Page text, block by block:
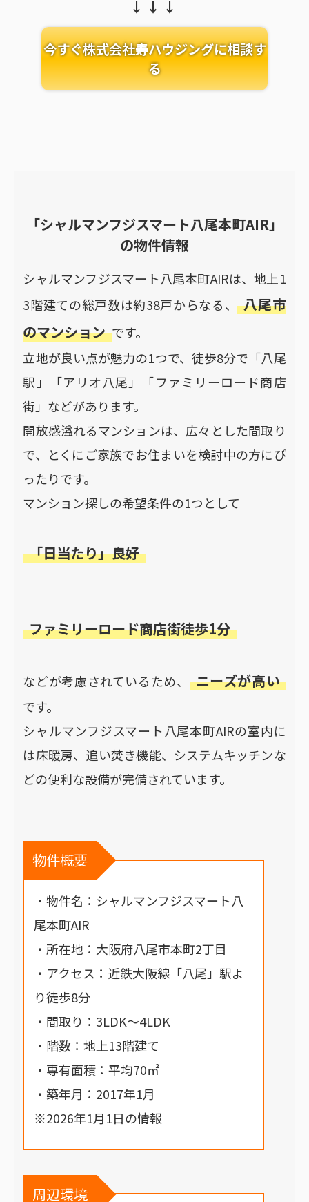
今すぐ株式会社寿ハウジングに相談す
る
「シャルマンフジスマート八尾本町AIR」
の物件情報
シャルマンフジスマート八尾本町AIRは、地上1
3階建ての総戸数は約38戸からなる、 八尾市
のマンション です。
立地が良い点が魅力の1つで、徒歩8分で「八尾
駅」「アリオ八尾」「ファミリーロード商店
街」などがあります。
開放感溢れるマンションは、広々とした間取り
で、とくにご家族でお住まいを検討中の方にぴ
ったりです。
マンション探しの希望条件の1つとして
「日当たり」良好
ファミリーロード商店街徒歩1分
などが考慮されているため、 ニーズが高い
です。
シャルマンフジスマート八尾本町AIRの室内に
は床暖房、追い焚き機能、システムキッチンな
どの便利な設備が完備されています。
物件概要
・物件名：シャルマンフジスマート八
尾本町AIR
・所在地：大阪府八尾市本町2丁目
・アクセス：近鉄大阪線「八尾」駅よ
り徒歩8分
・間取り：3LDK～4LDK
・階数：地上13階建て
・専有面積：平均70㎡
・築年月：2017年1月
※2026年1月1日の情報
周辺環境